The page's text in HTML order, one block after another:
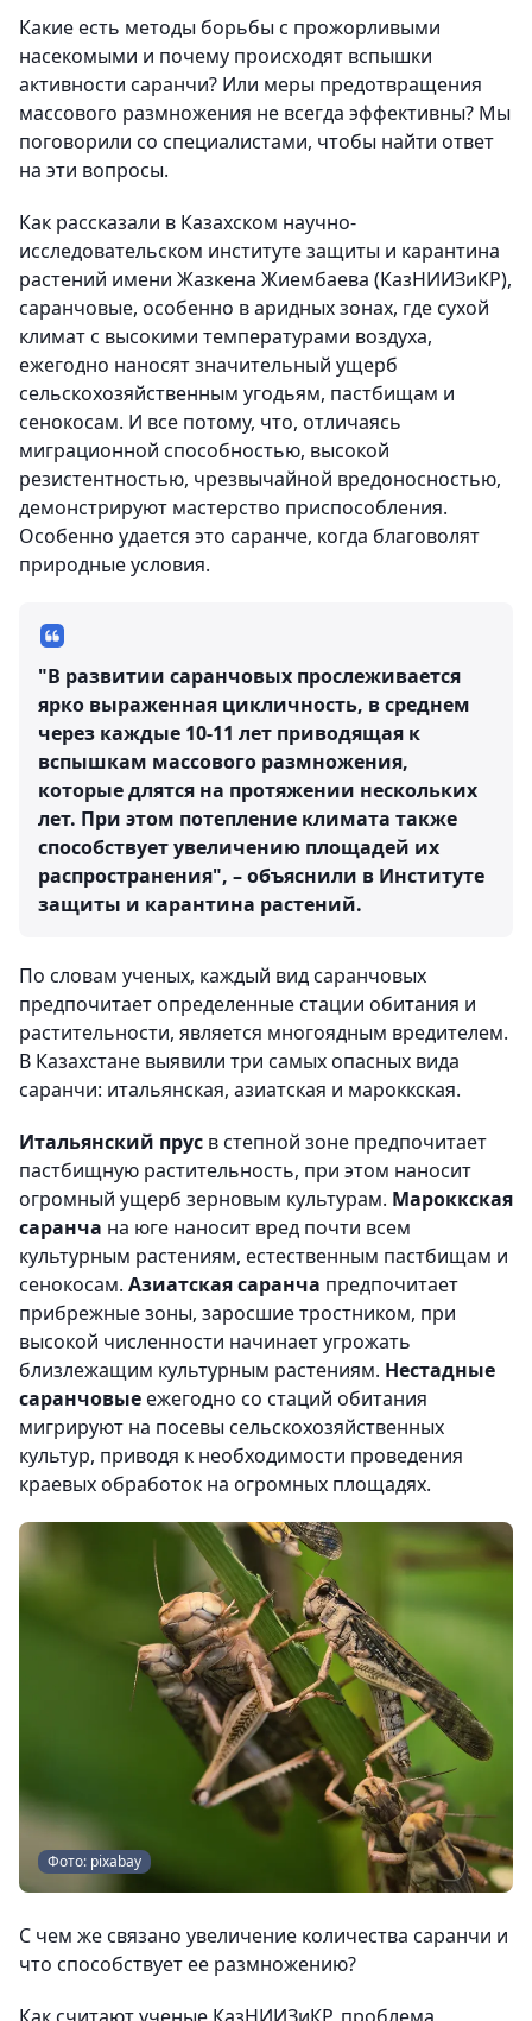
Какие есть методы борьбы с прожорливыми
насекомыми и почему происходят вспышки
активности саранчи? Или меры предотвращения
массового размножения не всегда эффективны? Мы
поговорили со специалистами, чтобы найти ответ
на эти вопросы.
Как рассказали в Казахском научно-
исследовательском институте защиты и карантина
растений имени Жазкена Жиембаева (КазНИИЗиКР),
саранчовые, особенно в аридных зонах, где сухой
климат с высокими температурами воздуха,
ежегодно наносят значительный ущерб
сельскохозяйственным угодьям, пастбищам и
сенокосам. И все потому, что, отличаясь
миграционной способностью, высокой
резистентностью, чрезвычайной вредоносностью,
демонстрируют мастерство приспособления.
Особенно удается это саранче, когда благоволят
природные условия.
"В развитии саранчовых прослеживается
ярко выраженная цикличность, в среднем
через каждые 10-11 лет приводящая к
вспышкам массового размножения,
которые длятся на протяжении нескольких
лет. При этом потепление климата также
способствует увеличению площадей их
распространения", – объяснили в Институте
защиты и карантина растений.
По словам ученых, каждый вид саранчовых
предпочитает определенные стации обитания и
растительности, является многоядным вредителем.
В Казахстане выявили три самых опасных вида
саранчи: итальянская, азиатская и мароккская.
Итальянский прус в степной зоне предпочитает
пастбищную растительность, при этом наносит
огромный ущерб зерновым культурам. Мароккская
саранча на юге наносит вред почти всем
культурным растениям, естественным пастбищам и
сенокосам. Азиатская саранча предпочитает
прибрежные зоны, заросшие тростником, при
высокой численности начинает угрожать
близлежащим культурным растениям. Нестадные
саранчовыеежегодно со стаций обитания
мигрируют на посевы сельскохозяйственных
культур, приводя к необходимости проведения
краевых обработок на огромных площадях.
Фото: pixabay
С чем же связано увеличение количества саранчи и
что способствует ее размножению?